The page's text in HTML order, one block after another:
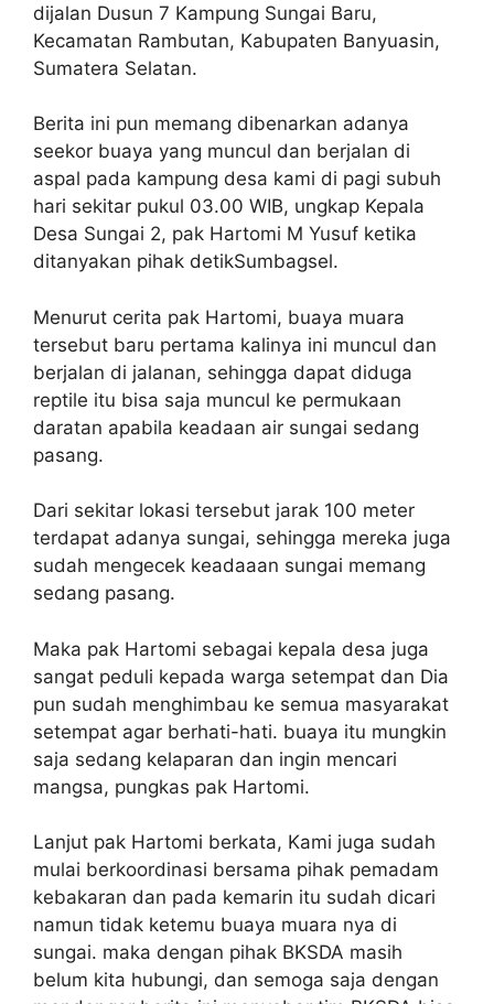
dijalan Dusun 7 Kampung Sungai Baru,
Kecamatan Rambutan, Kabupaten Banyuasin,
Sumatera Selatan.
Berita ini pun memang dibenarkan adanya
seekor buaya yang muncul dan berjalan di
aspal pada kampung desa kami di pagi subuh
hari sekitar pukul 03.00 WIB, ungkap Kepala
Desa Sungai 2, pak Hartomi M Yusuf ketika
ditanyakan pihak detikSumbagsel.
Menurut cerita pak Hartomi, buaya muara
tersebut baru pertama kalinya ini muncul dan
berjalan di jalanan, sehingga dapat diduga
reptile itu bisa saja muncul ke permukaan
daratan apabila keadaan air sungai sedang
pasang.
Dari sekitar lokasi tersebut jarak 100 meter
terdapat adanya sungai, sehingga mereka juga
sudah mengecek keadaaan sungai memang
sedang pasang.
Maka pak Hartomi sebagai kepala desa juga
sangat peduli kepada warga setempat dan Dia
pun sudah menghimbau ke semua masyarakat
setempat agar berhati-hati. buaya itu mungkin
saja sedang kelaparan dan ingin mencari
mangsa, pungkas pak Hartomi.
Lanjut pak Hartomi berkata, Kami juga sudah
mulai berkoordinasi bersama pihak pemadam
kebakaran dan pada kemarin itu sudah dicari
namun tidak ketemu buaya muara nya di
sungai. maka dengan pihak BKSDA masih
belum kita hubungi, dan semoga saja dengan